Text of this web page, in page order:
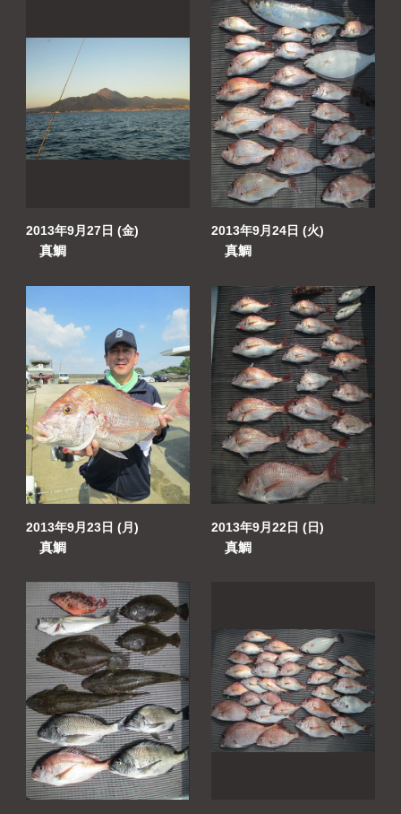
2013年9月27日 (金)
真鯛
2013年9月24日 (火)
真鯛
2013年9月23日 (月)
真鯛
2013年9月22日 (日)
真鯛